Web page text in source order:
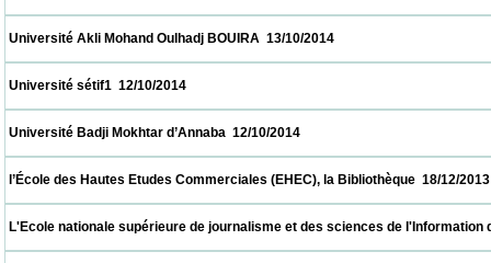
Université Akli Mohand Oulhadj BOUIRA  13/10/2014
Université sétif1  12/10/2014
Université Badji Mokhtar d’Annaba  12/10/2014
l’École des Hautes Etudes Commerciales (EHEC), la
L'Ecole nationale supérieure de journalisme et des sciences de